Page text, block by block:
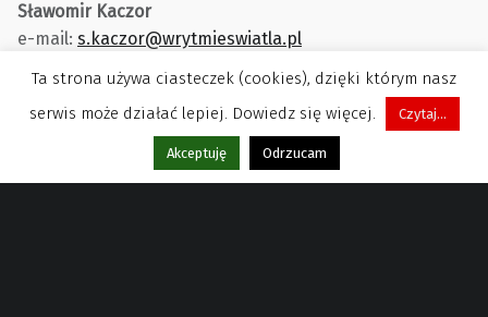
Menu
Sławomir Kaczor
e-mail: s.kaczor@wrytmieswiatla.pl
Ta strona używa ciasteczek (cookies), dzięki którym nasz
serwis może działać lepiej. Dowiedz się więcej.
Czytaj...
Akceptuję Odrzucam